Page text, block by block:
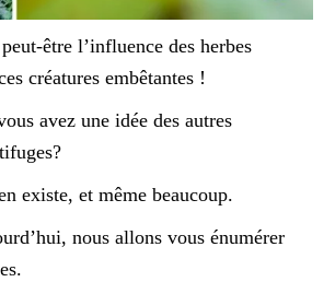
être l’influence des herbes
créatures embêtantes !
avez une idée des autres
existe, et même beaucoup.
nous allons vous énumérer